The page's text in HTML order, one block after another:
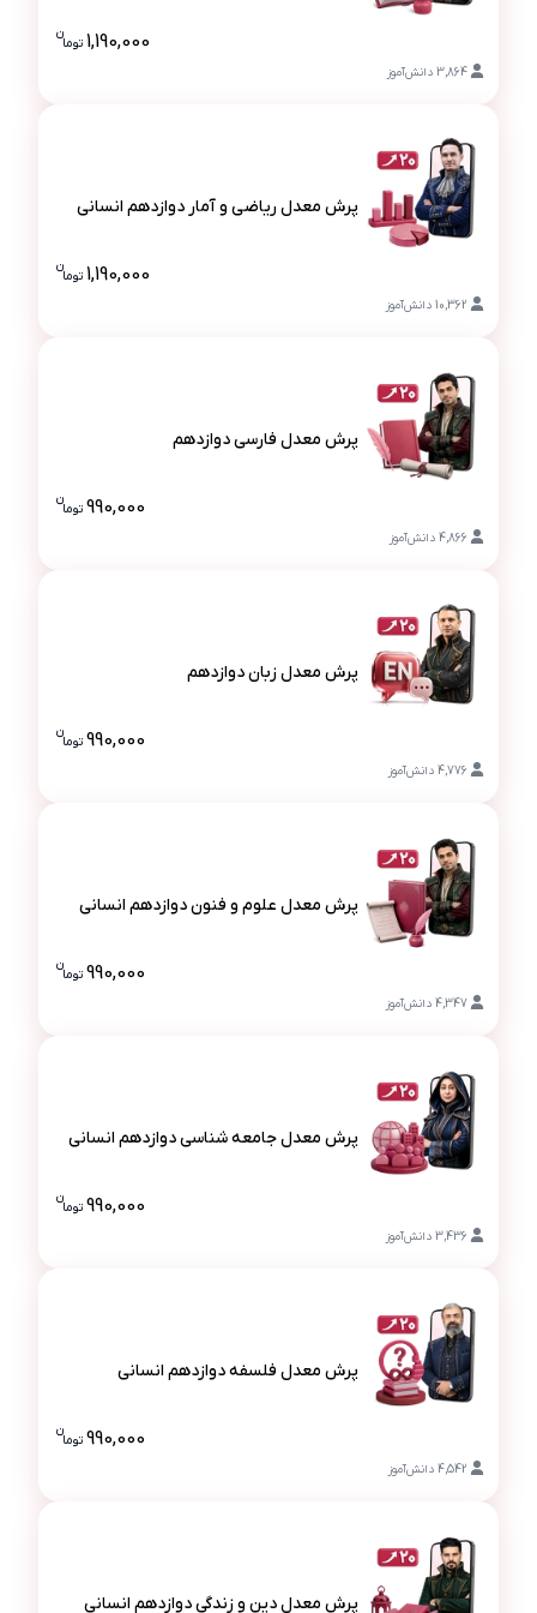
3,864 دانش‌آموز
1,190,000 توما
ن
10,362 دانش‌آموز
پرش معدل ریاضی و آمار دوازدهم انسانی
پرش معدل ریاضی و آمار دوازدهم انسانی
1,190,000 توما
ن
4,866 دانش‌آموز
پرش معدل فارسی دوازدهم
990,000 توما
ن
4,776 دانش‌آموز
پرش معدل زبان دوازدهم
990,000 توما
ن
4,347 دانش‌آموز
پرش معدل علوم و فنون دوازدهم انسانی
پرش معدل علوم و فنون دوازدهم انسانی
990,000 توما
ن
3,436 دانش‌آموز
پرش معدل جامعه شناسی دوازدهم انسانی
پرش معدل جامعه شناسی دوازدهم انسانی
990,000 توما
ن
4,542 دانش‌آموز
پرش معدل فلسفه دوازدهم انسانی
990,000 توما
ن
پرش معدل دین و زندگی دوازدهم انسانی